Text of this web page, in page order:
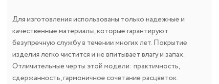
Для изготовления использованы только надежные и
качественные материалы, которые гарантируют
безупречную службу в течении многих лет. Покрытие
изделия легко чистится и не впитывает влагу и запах.
Отличительные черты этой модели: практичность,
сдержанность, гармоничное сочетание расцветок.